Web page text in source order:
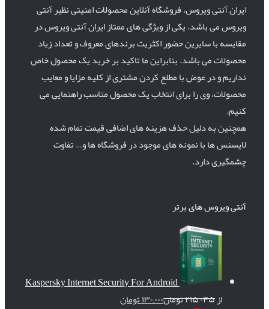
ایران آنتی ویروس، فروشگاه آنلاین محصولات امنیتی نظیر آنتی
ویروس می باشد. یکی از ویژگی های ممتاز ایران آنتی ویروس در
مقایسه با سایرین حضور اکثریت برندهای معروف و تعداد زیاد
محصولات می باشد. بنابراین ما تاکید بر خرید یک محصول خاص
نداریم و در عوض با مطلع کردن مشتری از کلیه مزایا و معایب
محصولات، وی را برای انتخاب یک محصول مناسب راهنمایی می
کنیم.
همچنین به دلیل حذف هزینه های اضافی قیمت تمام شده
لایسنس ها با نمونه های موجود در فروشگاه ها و… تفاوت
چشمگیری دارد.
آنتی ویروس های برتر
Kaspersky Internet Security For Android
از۲۱۵,۰۴۵تومان۱۳۰,۰۰۰تومان